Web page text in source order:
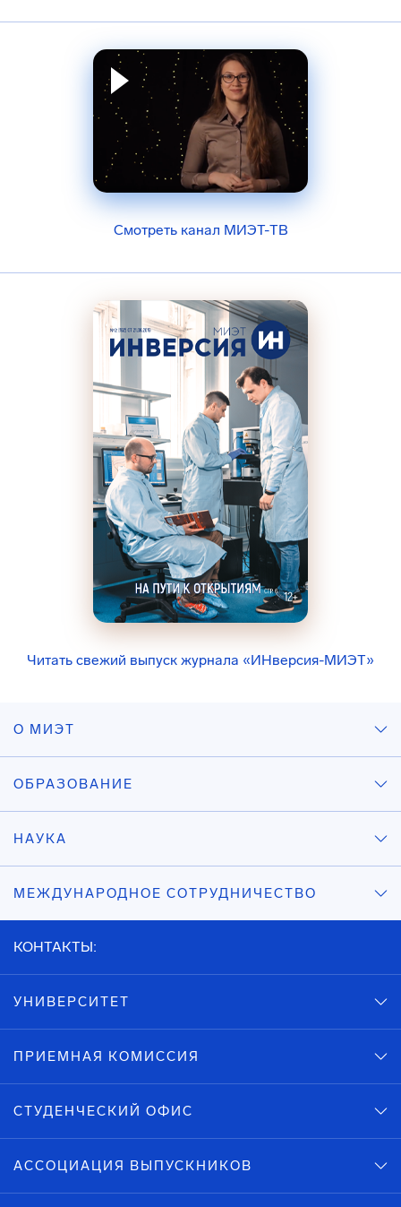
Смотреть канал МИЭТ-ТВ
Читать свежий выпуск журнала «ИНверсия-МИЭТ»
О МИЭТ
ОБРАЗОВАНИЕ
НАУКА
МЕЖДУНАРОДНОЕ СОТРУДНИЧЕСТВО
КОНТАКТЫ:
УНИВЕРСИТЕТ
ПРИЕМНАЯ КОМИССИЯ
СТУДЕНЧЕСКИЙ ОФИС
АССОЦИАЦИЯ ВЫПУСКНИКОВ